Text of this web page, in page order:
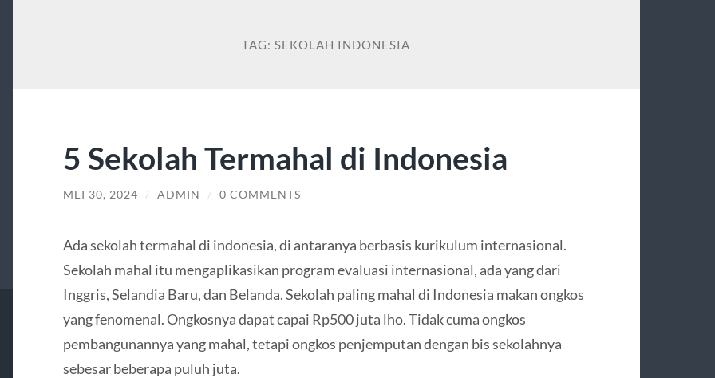
TAG:SEKOLAH INDONESIA
5 Sekolah Termahal di Indonesia
MEI 30, 2024 / ADMIN / 0 COMMENTS
Ada sekolah termahal di indonesia, di antaranya berbasis kurikulum internasional.
Sekolah mahal itu mengaplikasikan program evaluasi internasional, ada yang dari
Inggris, Selandia Baru, dan Belanda. Sekolah paling mahal di Indonesia makan ongkos
yang fenomenal. Ongkosnya dapat capai Rp500 juta lho. Tidak cuma ongkos
pembangunannya yang mahal, tetapi ongkos penjemputan dengan bis sekolahnya
sebesar beberapa puluh juta.